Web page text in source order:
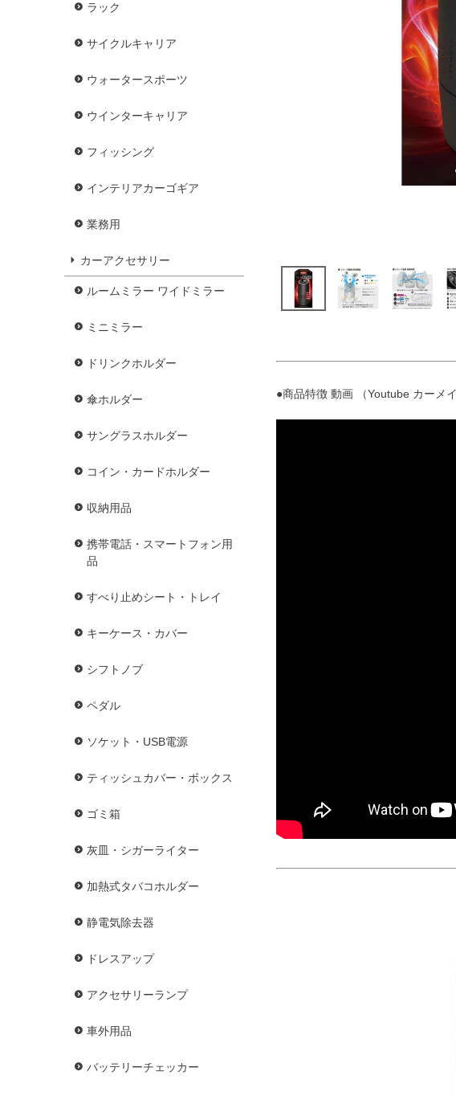
ラック
サイクルキャリア
ウォータースポーツ
ウインターキャリア
フィッシング
インテリアカーゴギア
業務用
カーアクセサリー
ルームミラー ワイドミラー
ミニミラー
ドリンクホルダー
傘ホルダー
サングラスホルダー
コイン・カードホルダー
収納用品
携帯電話・スマートフォン用
品
すべり止めシート・トレイ
キーケース・カバー
シフトノブ
ペダル
ソケット・USB電源
ティッシュカバー・ボックス
ゴミ箱
灰皿・シガーライター
加熱式タバコホルダー
静電気除去器
ドレスアップ
アクセサリーランプ
車外用品
バッテリーチェッカー
●商品特徴 動画 （Youtube カーメ